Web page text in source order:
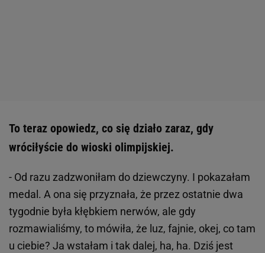
To teraz opowiedz, co się działo zaraz, gdy
wróciłyście do wioski olimpijskiej.
- Od razu zadzwoniłam do dziewczyny. I pokazałam
medal. A ona się przyznała, że przez ostatnie dwa
tygodnie była kłębkiem nerwów, ale gdy
rozmawialiśmy, to mówiła, że luz, fajnie, okej, co tam
u ciebie? Ja wstałam i tak dalej, ha, ha. Dziś jest